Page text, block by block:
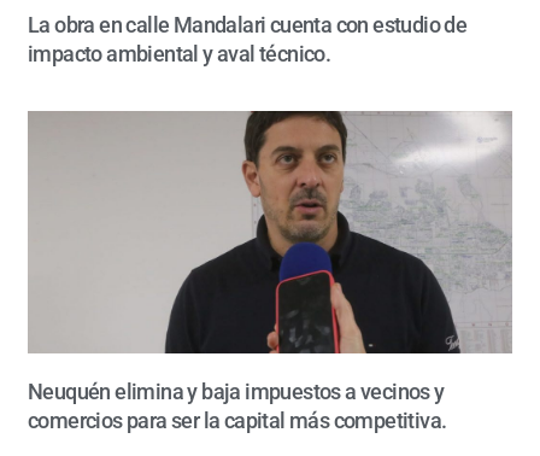
La obra en calle Mandalari cuenta con estudio de
impacto ambiental y aval técnico.
Neuquén elimina y baja impuestos a vecinos y
comercios para ser la capital más competitiva.